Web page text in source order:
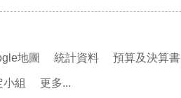
地圖 統計資料 預算及決算書
組 更多...